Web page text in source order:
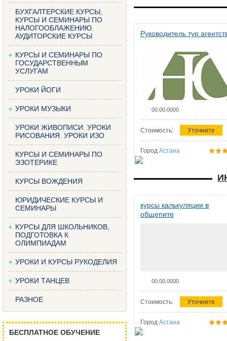
БУХГАЛТЕРСКИЕ КУРСЫ,
КУРСЫ И СЕМИНАРЫ ПО
НАЛОГООБЛАЖЕНИЮ.
АУДИТОРСКИЕ КУРСЫ
КУРСЫ И СЕМИНАРЫ ПО
ГОСУДАРСТВЕННЫМ
УСЛУГАМ
УРОКИ ЙОГИ
УРОКИ МУЗЫКИ
УРОКИ ЖИВОПИСИ. УРОКИ
РИСОВАНИЯ. УРОКИ ИЗО
КУРСЫ И СЕМИНАРЫ ПО
ЭЗОТЕРИКЕ
КУРСЫ ВОЖДЕНИЯ
ЮРИДИЧЕСКИЕ КУРСЫ И
СЕМИНАРЫ
КУРСЫ ДЛЯ ШКОЛЬНИКОВ,
ПОДГОТОВКА К
ОЛИМПИАДАМ
УРОКИ И КУРСЫ РУКОДЕЛИЯ
УРОКИ ТАНЦЕВ
РАЗНОЕ
БЕСПЛАТНОЕ ОБУЧЕНИЕ
Руководитель тур
00.00.0000
Стоимость: Уточните
Город Астана
курсы калькуляции в
общепите
00.00.0000
Стоимость: Уточните
Город Астана